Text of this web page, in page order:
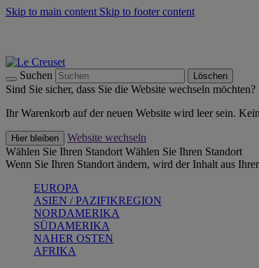
Skip to main content Skip to footer content
Suchen Löschen
Sind Sie sicher, dass Sie die Website wechseln möchten?
Ihr Warenkorb auf der neuen Website wird leer sein.
Hier bleiben
Website wechseln
Wählen Sie Ihren Standort Wählen Sie Ihren Standort
Wenn Sie Ihren Standort ändern, wird der Inhalt aus
EUROPA
ASIEN / PAZIFIKREGION
NORDAMERIKA
SÜDAMERIKA
NAHER OSTEN
AFRIKA